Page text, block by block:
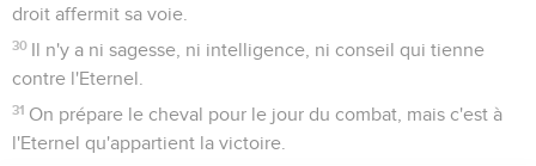
droit affermit sa voie.
30 Il n'y a ni sagesse, ni intelligence, ni conseil qui tienne
contre l'Eternel.
31 On prépare le cheval pour le jour du combat, mais c'est à
l'Eternel qu'appartient la victoire.